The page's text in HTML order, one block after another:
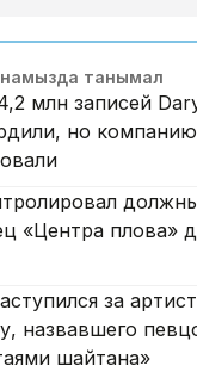
танымал
млн записей
но компанию
«Центра плова»
за
назвавшего
шайтана»